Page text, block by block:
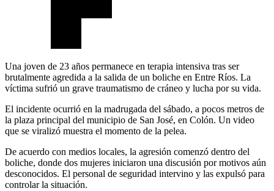
Una joven de 23 años permanece en terapia intensiva tras ser
brutalmente agredida a la salida de un boliche en Entre Ríos. La
víctima sufrió un grave traumatismo de cráneo y lucha por su vida.
El incidente ocurrió en la madrugada del sábado, a pocos metros de
la plaza principal del municipio de San José, en Colón. Un video
que se viralizó muestra el momento de la pelea.
De acuerdo con medios locales, la agresión comenzó dentro del
boliche, donde dos mujeres iniciaron una discusión por motivos aún
desconocidos. El personal de seguridad intervino y las expulsó para
controlar la situación.